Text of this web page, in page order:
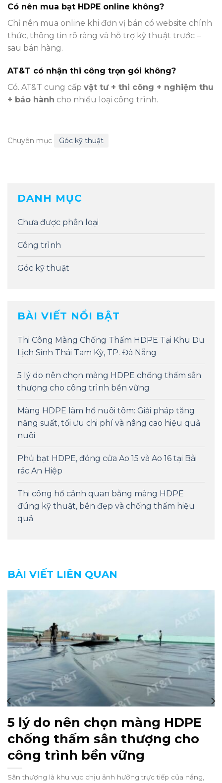
Có nên mua bạt HDPE online không?
Chỉ nên mua online khi đơn vị bán có website chính
thức, thông tin rõ ràng và hỗ trợ kỹ thuật trước –
sau bán hàng.
AT&T có nhận thi công trọn gói không?
Có. AT&T cung cấp vật tư + thi công + nghiệm thu
+ bảo hành cho nhiều loại công trình.
Chuyên mục Góc kỹ thuật
DANH MỤC
Chưa được phân loại
Công trình
Góc kỹ thuật
BÀI VIẾT NỔI BẬT
Thi Công Màng Chống Thấm HDPE Tại Khu Du
Lịch Sinh Thái Tam Kỳ, TP. Đà Nẵng
5 lý do nên chọn màng HDPE chống thấm sân
thượng cho công trình bền vững
Màng HDPE làm hồ nuôi tôm: Giải pháp tăng
năng suất, tối ưu chi phí và nâng cao hiệu quả
nuôi
Phủ bạt HDPE, đóng cửa Ao 15 và Ao 16 tại Bãi
rác An Hiệp
Thi công hồ cảnh quan bằng màng HDPE
đúng kỹ thuật, bền đẹp và chống thấm hiệu
quả
BÀI VIẾT LIÊN QUAN
5 lý do nên chọn màng HDPE
chống thấm sân thượng cho
công trình bền vững
Sân thượng là khu vực chịu ảnh hưởng trực tiếp của nắng,